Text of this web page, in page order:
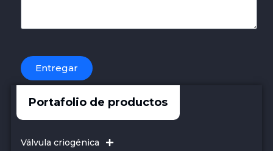
Válvula criogénica
Portafolio de productos
Entregar